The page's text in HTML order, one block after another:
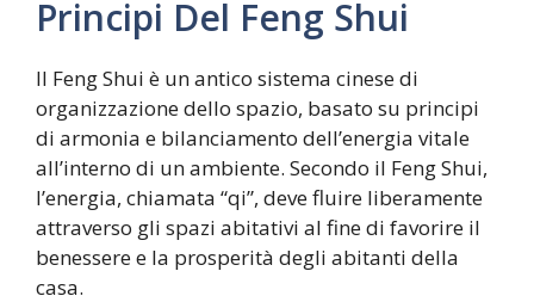
Principi Del Feng Shui
Il Feng Shui è un antico sistema cinese di
organizzazione dello spazio, basato su principi
di armonia e bilanciamento dell’energia vitale
all’interno di un ambiente. Secondo il Feng Shui,
l’energia, chiamata “qi”, deve fluire liberamente
attraverso gli spazi abitativi al fine di favorire il
benessere e la prosperità degli abitanti della
casa.